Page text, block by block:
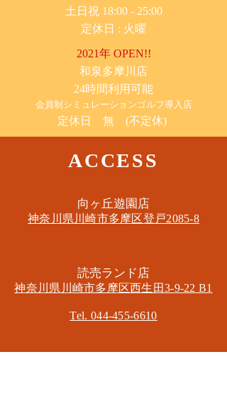
土日祝 18:00 - 25:00
​定休日 : 火曜
2021年 OPEN!!
​和泉多摩川店
24時間利用可能
​会員制シミュレーションゴルフ導入店
定休日 無 (不定休)
ACCESS
​向ヶ丘遊園店
神奈川県川崎市多摩区​登戸2085-8
​読売ランド店
神奈川県川崎市多摩区​西生田3-9-22 B1
Tel. 044-455-6610